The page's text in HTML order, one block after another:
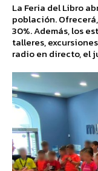
La Feria del Libro
población.
30%. Además, los
talleres,
radio en directo, el